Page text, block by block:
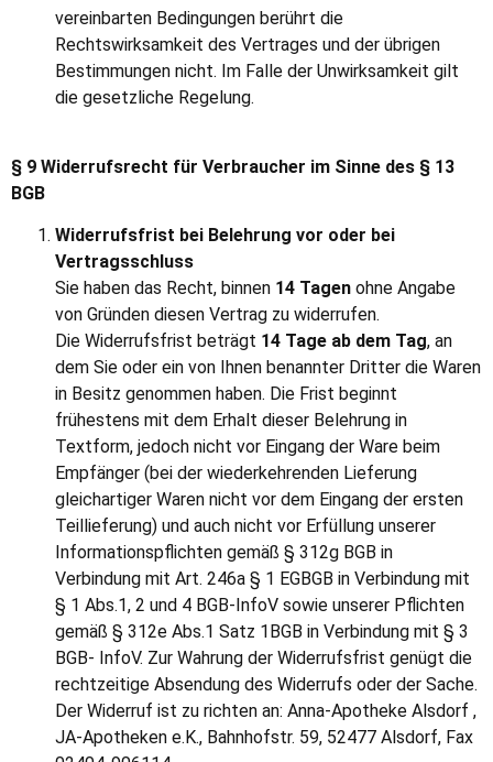
vereinbarten Bedingungen berührt die
Rechtswirksamkeit des Vertrages und der übrigen
Bestimmungen nicht. Im Falle der Unwirksamkeit gilt
die gesetzliche Regelung.
§ 9 Widerrufsrecht für Verbraucher im Sinne des § 13
BGB
Widerrufsfrist bei Belehrung vor oder bei
Vertragsschluss
Sie haben das Recht, binnen 14 Tagen ohne Angabe
von Gründen diesen Vertrag zu widerrufen.
Die Widerrufsfrist beträgt 14 Tage ab dem Tag, an
dem Sie oder ein von Ihnen benannter Dritter die Waren
in Besitz genommen haben. Die Frist beginnt
frühestens mit dem Erhalt dieser Belehrung in
Textform, jedoch nicht vor Eingang der Ware beim
Empfänger (bei der wiederkehrenden Lieferung
gleichartiger Waren nicht vor dem Eingang der ersten
Teillieferung) und auch nicht vor Erfüllung unserer
Informationspflichten gemäß § 312g BGB in
Verbindung mit Art. 246a § 1 EGBGB in Verbindung mit
§ 1 Abs.1, 2 und 4 BGB-InfoV sowie unserer Pflichten
gemäß § 312e Abs.1 Satz 1BGB in Verbindung mit § 3
BGB- InfoV. Zur Wahrung der Widerrufsfrist genügt die
rechtzeitige Absendung des Widerrufs oder der Sache.
Der Widerruf ist zu richten an: Anna-Apotheke Alsdorf ,
JA-Apotheken e.K., Bahnhofstr. 59, 52477 Alsdorf, Fax